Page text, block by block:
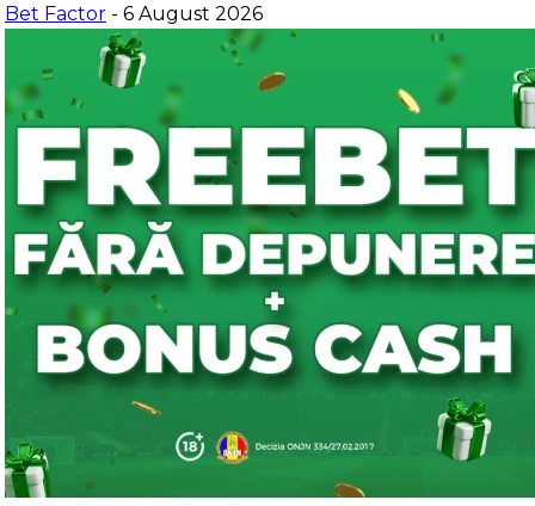
Bet Factor - 6 August 2026